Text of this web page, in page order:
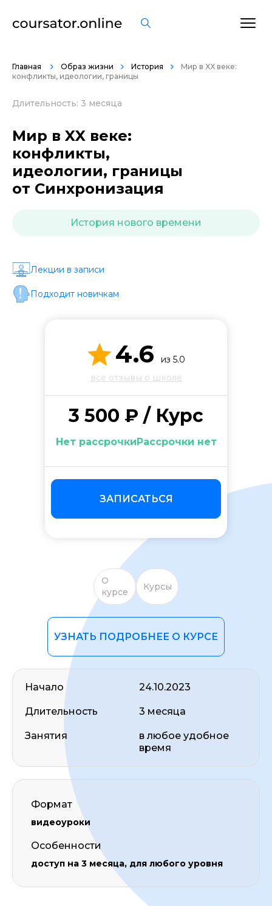
Главная Образ жизни История
Мир в XX веке:
конфликты, идеологии, границы
Длительность: 3 месяца
Мир в XX веке:
конфликты,
идеологии, границы
от Синхронизация
История нового времени
Лекции в записи
Подходит новичкам
4.6
из 5.0
все отзывы о школе
3 500 ₽ / Курс
Нет рассрочкиРассрочки нет
ЗАПИСАТЬСЯ
О
курсе
Курсы
УЗНАТЬ ПОДРОБНЕЕ О КУРСЕ
Начало
Длительность
Занятия
24.10.2023
3 месяца
в любое удобное
время
Формат
видеоуроки
Особенности
доступ на 3 месяца, для любого уровня
Стоимость *
Программа обучения *
Уровень организации *